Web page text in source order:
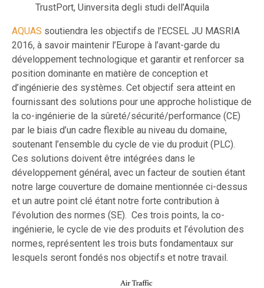
TrustPort, Uinversita degli studi dell’Aquila
AQUAS soutiendra les objectifs de l’ECSEL JU MASRIA
2016, à savoir maintenir l’Europe à l’avant-garde du
développement technologique et garantir et renforcer sa
position dominante en matière de conception et
d’ingénierie des systèmes. Cet objectif sera atteint en
fournissant des solutions pour une approche holistique de
la co-ingénierie de la sûreté/sécurité/performance (CE)
par le biais d’un cadre flexible au niveau du domaine,
soutenant l’ensemble du cycle de vie du produit (PLC).
Ces solutions doivent être intégrées dans le
développement général, avec un facteur de soutien étant
notre large couverture de domaine mentionnée ci-dessus
et un autre point clé étant notre forte contribution à
l’évolution des normes (SE). Ces trois points, la co-
ingénierie, le cycle de vie des produits et l’évolution des
normes, représentent les trois buts fondamentaux sur
lesquels seront fondés nos objectifs et notre travail.